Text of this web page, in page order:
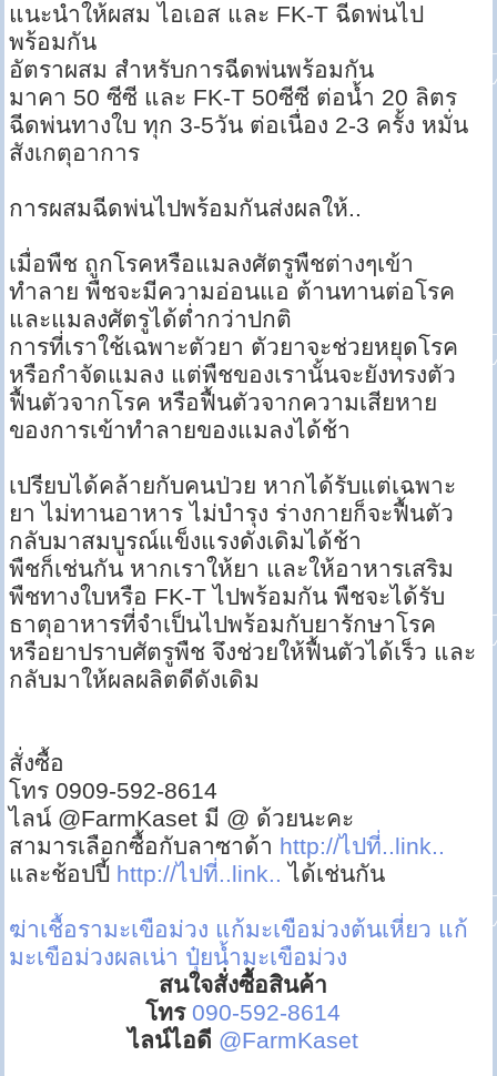
แนะนำให้ผสม ไอเอส และ FK-T ฉีดพ่นไป
พร้อมกัน
อัตราผสม สำหรับการฉีดพ่นพร้อมกัน
มาคา 50 ซีซี และ FK-T 50ซีซี ต่อน้ำ 20 ลิตร
ฉีดพ่นทางใบ ทุก 3-5วัน ต่อเนื่อง 2-3 ครั้ง หมั่น
สังเกตุอาการ
การผสมฉีดพ่นไปพร้อมกันส่งผลให้..
เมื่อพืช ถูกโรคหรือแมลงศัตรูพืชต่างๆเข้า
ทำลาย พืชจะมีความอ่อนแอ ต้านทานต่อโรค
และแมลงศัตรูได้ต่ำกว่าปกติ
การที่เราใช้เฉพาะตัวยา ตัวยาจะช่วยหยุดโรค
หรือกำจัดแมลง แต่พืชของเรานั้นจะยังทรงตัว
ฟื้นตัวจากโรค หรือฟื้นตัวจากความเสียหาย
ของการเข้าทำลายของแมลงได้ช้า
เปรียบได้คล้ายกับคนป่วย หากได้รับแต่เฉพาะ
ยา ไม่ทานอาหาร ไม่บำรุง ร่างกายก็จะฟื้นตัว
กลับมาสมบูรณ์แข็งแรงดังเดิมได้ช้า
พืชก็เช่นกัน หากเราให้ยา และให้อาหารเสริม
พืชทางใบหรือ FK-T ไปพร้อมกัน พืชจะได้รับ
ธาตุอาหารที่จำเป็นไปพร้อมกับยารักษาโรค
หรือยาปราบศัตรูพืช จึงช่วยให้ฟื้นตัวได้เร็ว และ
กลับมาให้ผลผลิตดีดังเดิม
สั่งซื้อ
โทร 0909-592-8614
ไลน์ @FarmKaset มี @ ด้วยนะคะ
สามารเลือกซื้อกับลาซาด้า http://ไปที่..link..
และช้อปปี้ http://ไปที่..link.. ได้เช่นกัน
ฆ่าเชื้อรามะเขือม่วง แก้มะเขือม่วงต้นเหี่ยว แก้
มะเขือม่วงผลเน่า ปุ๋ยน้ำมะเขือม่วง
สนใจสั่งซื้อสินค้า
โทร 090-592-8614
ไลน์ไอดี @FarmKaset